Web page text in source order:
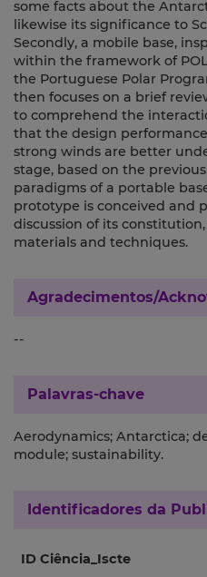
some facts about the
likewise its significance to
Secondly, a mobile base,
within the framework of
the Portuguese Polar
then focuses on a brief
to comprehend the
that the design
strong winds are better
stage, based on the
paradigms of a portable
prototype is conceived and
discussion of its
materials and techniques.
Agradecimentos/
--
Palavras-chave
Aerodynamics; Antarctica;
module; sustainability.
Identificadores da
ID Ciência_Iscte